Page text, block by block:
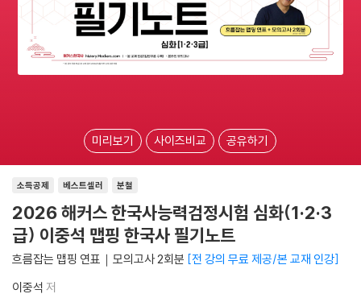
미리보기 사이즈비교 공유하기
소득공제 베스트셀러 분철
2026 해커스 한국사능력검정시험 심화(1·2·3
급) 이중석 맵핑 한국사 필기노트
흐름잡는 맵핑 연표｜모의고사 2회분 전 강의 무료 제공/본 교재 인강
이중석 저